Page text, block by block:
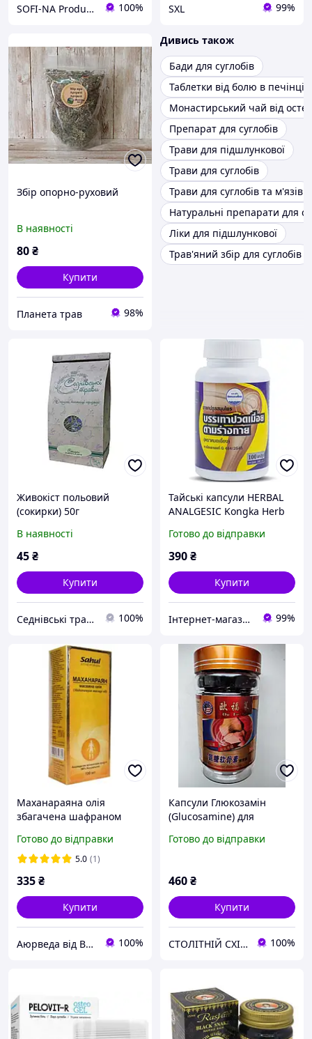
SOFI-NA Production 100% SXL 99%
Збір опорно-руховий
В наявності
80₴
Купити
Планета трав 98%
Дивись також
Бади для суглобів
Таблетки від болю в печінці
Монастирський чай від
Препарат для суглобів
Трави для підшлункової
Трави для суглобів
Трави для суглобів та м'язів
Натуральні препарати для
Ліки для підшлункової
Трав'яний збір для суглобів
Живокіст польовий
(сокирки) 50г
В наявності
45₴
Купити
Седнівські трави 100%
Тайські капсули HERBAL
ANALGESIC Kongka Herb
колінах, попереку, м'язах
Готово до відправки
390₴
Купити
Інтернет-магазин GreenSpa - косметика і товари для здоров'я з Таїланду в Україні 99%
Маханараяна олія
збагачена шафраном
хребта, зв'язок,
Mahanarayan oil 100ml
Готово до відправки
5.0 (1)
335₴
Купити
Аюрведа від ВЕДАСТАН™ 100%
Капсули Глюкозамін
(Glucosamine) для
Готово до відправки
460₴
Купити
СТОЛІТНІЙ СХІД-ДФ 100%